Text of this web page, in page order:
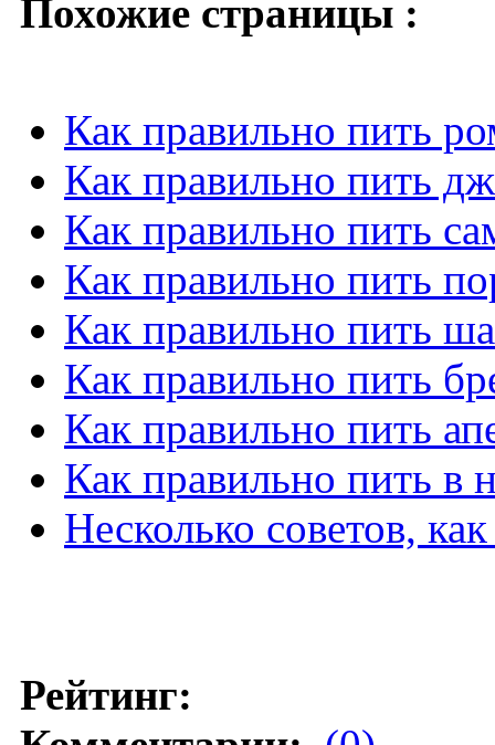
Похожие страницы :
Как правильно пить
Как правильно пить
Как правильно пить
Как правильно пить
Как правильно пить
Как правильно пить
Как правильно пить
Как правильно пить в
Несколько советов,
Рейтинг: